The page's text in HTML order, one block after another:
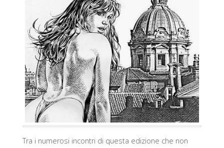
Tra i numerosi incontri di questa edizione che non